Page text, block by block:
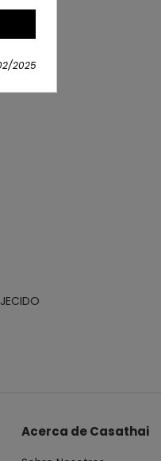
Acerca de Casathai
2025